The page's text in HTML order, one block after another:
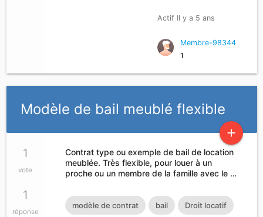
Actif Il y a 5 ans
Membre-98344
1
Modèle de bail meublé flexible
add
1
vote
1
réponse
Contrat type ou exemple de bail de location
meublée. Très flexible, pour louer à un
proche ou un membre de la famille avec le …
modèle de contrat bail Droit locatif